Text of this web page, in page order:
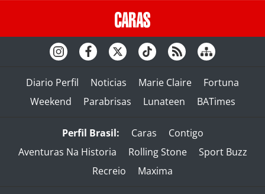
Diario Perfil Noticias Marie Claire
Fortuna
Weekend
Parabrisas Lunateen BATimes
Perfil Brasil: Caras
Contigo
Aventuras Na Historia
Rolling Stone
Sport Buzz
Recreio
Maxima